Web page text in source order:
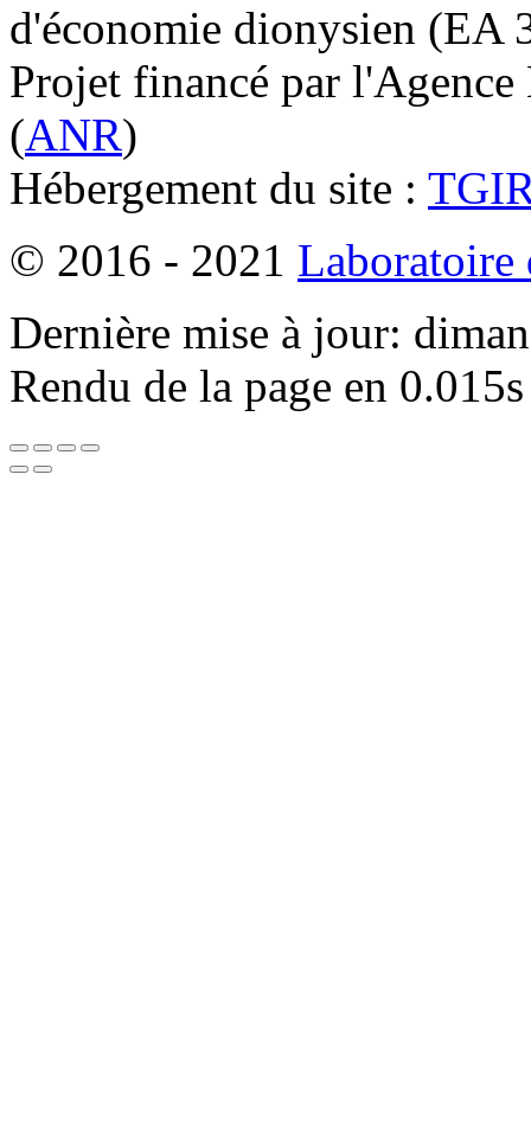
d'économie dionysien
Projet financé par l'Agence
(ANR)
Hébergement du site :
© 2016 - 2021 Laboratoire
Dernière mise à jour:
Rendu de la page en 0.015s